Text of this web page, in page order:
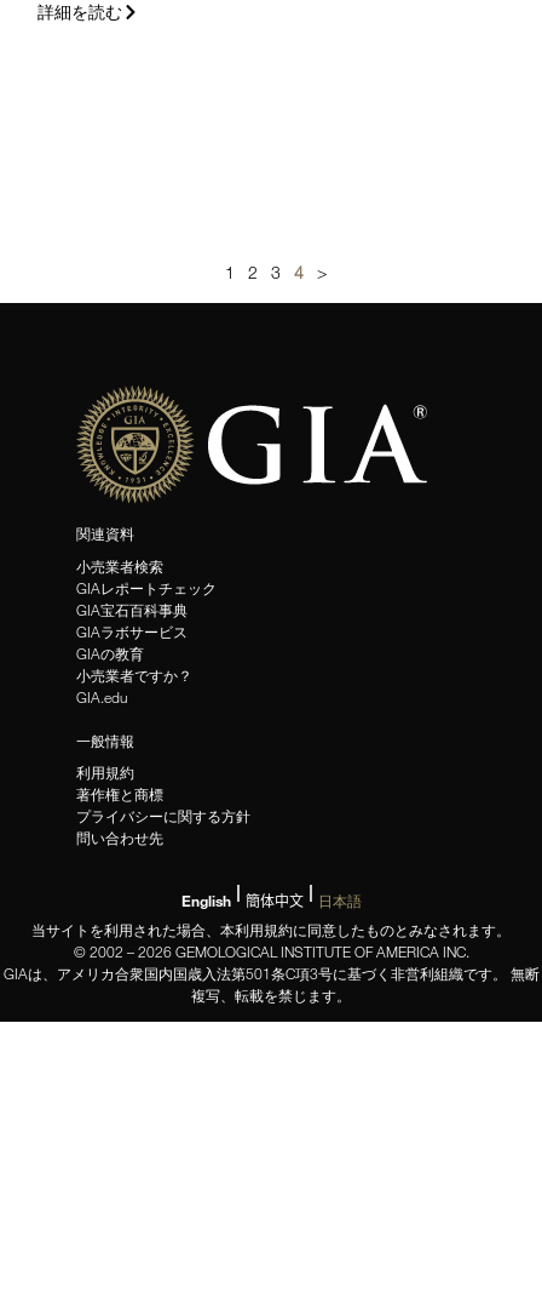
素晴らしいダイヤモンドの裏にある物語の数々と秘
詳細を読む
1 2 3 4 >
関連資料
小売業者検索
GIAレポートチェック
GIA宝石百科事典
GIAラボサービス
GIAの教育
小売業者ですか？
GIA.edu
一般情報
利用規約
著作権と商標
プライバシーに関する方針
問い合わせ先
English 簡体中文
日本語
当サイトを利用された場合、本利用規約に同意したものとみなされます。
© 2002 – 2026 GEMOLOGICAL INSTITUTE OF AMERICA INC.
GIAは、アメリカ合衆国内国歳入法第501条C項3号に基づく非営利組織です。 無断
複写、転載を禁じます。